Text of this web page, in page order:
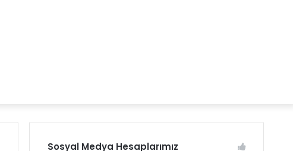
Sosyal Medya Hesaplarımız